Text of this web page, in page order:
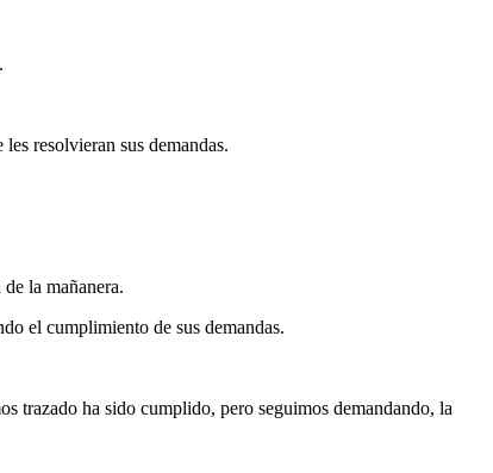
resolvieran sus demandas.
la mañanera.
el cumplimiento de sus demandas.
trazado ha sido cumplido, pero seguimos demandando, la